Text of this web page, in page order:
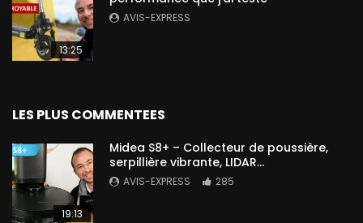
13:25
AVIS-EXPRESS
LES PLUS COMMENTEES
19:13
Midea S8+ – Collecteur de poussière,
serpillière vibrante, LIDAR…
AVIS-EXPRESS 285